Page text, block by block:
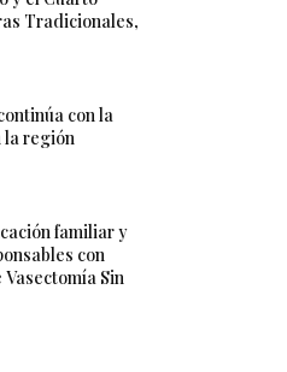
Tradicionales,
con la
la región
familiar y
con
Sin